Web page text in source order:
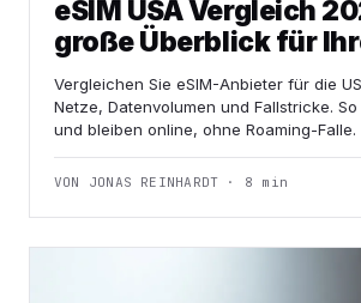
eSIM USA Vergleich
große Überblick für
Vergleichen Sie eSIM-Anbieter für die
Netze, Datenvolumen und Fallstricke.
und bleiben online, ohne Roaming-Falle.
VON JONAS REINHARDT · 8 min